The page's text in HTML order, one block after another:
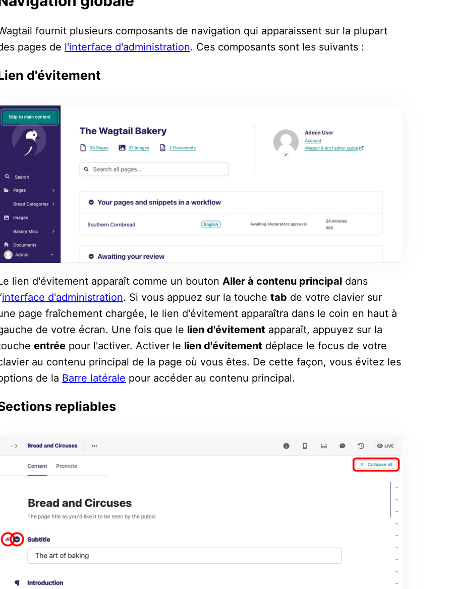
fournit plusieurs composants de navigation qui apparaissent sur la plupart
pages de l'interface d'administration. Ces composants sont les suivants :
d'évitement
lien d'évitement apparaît comme un boutonAller à contenu principal dans
interface d'administration. Si vous appuez sur la touchetab de votre clavier sur
page fraîchement chargée, le lien d'évitement apparaîtra dans le coin en haut à
de votre écran. Une fois que le lien d'évitement apparaît, appuyez sur la
entrée pour l'activer. Activer le lien d'évitement déplace le focus de votre
au contenu principal de la page où vous êtes. De cette façon, vous évitez les
de la Barre latérale pour accéder au contenu principal.
repliables